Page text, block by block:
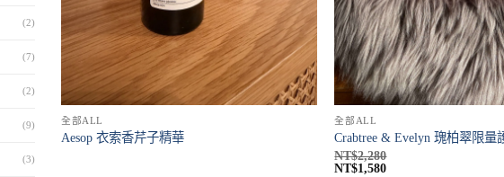
(2)
(7)
(2)
(9)
(3)
全部ALL
Aesop 衣索香芹子精華
全部ALL
Crabtree & Evelyn 瑰柏翠限量
NT$2,280
NT$1,580